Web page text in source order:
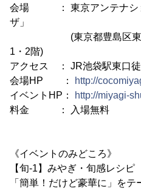
会場 ： 東京アンテナショ
ザ」
(東京都豊島区東池袋
1・2階)
アクセス ： JR池袋駅東口
会場HP ：
http://
イベントHP：
http://miyagi-
料金 ： 入場無料
《イベントのみどころ》
【旬-1】みやぎ・旬感レシ
「簡単！だけど豪華に」を